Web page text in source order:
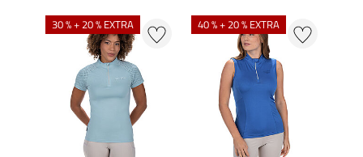
30 % + 20 % EXTRA 40 % + 20 % EXTRA